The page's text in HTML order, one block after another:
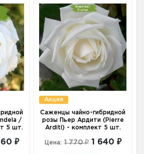
/
5 шт.
₽
Акция
Саженцы чайно-гибридной
розы Пьер Ардити (Pierre
Arditi) - комплект 5 шт.
Цена: 1 770 ₽ 1 640 ₽